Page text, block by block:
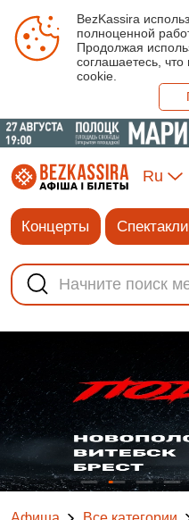
BezKassira
полноценной
Продолжая
соглашаетесь,
cookie.
Ru
Концерты Спектакли